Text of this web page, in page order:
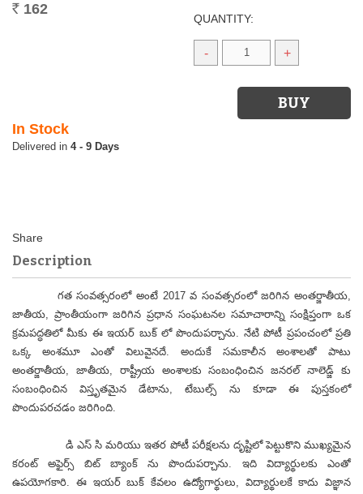
Rs. 162
QUANTITY:
- +
In Stock
4 - 9 Days
Description
గత సంవత్సరంలో అంటే 2017 వ సంవత్సరంలో జరిగిన అంతర్జాతీయ,
జాతీయ, ప్రాంతీయంగా జరిగిన ప్రధాన సంఘటనల సమాచారాన్ని సంక్షిప్తంగా ఒక
క్రమపద్ధతిలో మీకు ఈ ఇయర్ బుక్ లో పొందుపర్చాను. నేటి పోటీ ప్రపంచంలో ప్రతి
ఒక్క అంశమూ ఎంతో విలువైనదే. అందుకే సమకాలీన అంశాలతో పాటు
అంతర్జాతీయ, జాతీయ, రాష్ట్రీయ అంశాలకు సంబంధించిన జనరల్ నాలెడ్జ్ కు
సంబంధించిన విస్తృతమైన డేటాను, టేబుల్స్ ను కూడా ఈ పుస్తకంలో
పొందుపరచడం జరిగింది.
డి ఎస్ సి మరియు ఇతర పోటీ పరీక్షలను దృష్టిలో పెట్టుకొని ముఖ్యమైన
కరంట్ అఫైర్స్ బిట్ బ్యాంక్ ను పొందుపర్చాను. ఇది విద్యార్థులకు ఎంతో
ఉపయోగకారి. ఈ ఇయర్ బుక్ కేవలం ఉద్యోగార్థులు, విద్యార్థులకే కాదు విజ్ఞాన